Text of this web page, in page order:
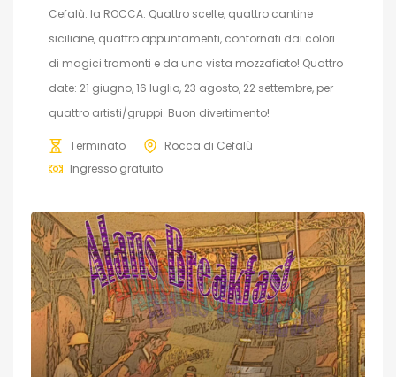
Cefalù: la ROCCA. Quattro scelte, quattro cantine
siciliane, quattro appuntamenti, contornati dai colori
di magici tramonti e da una vista mozzafiato! Quattro
date: 21 giugno, 16 luglio, 23 agosto, 22 settembre, per
quattro artisti/gruppi. Buon divertimento!
Terminato
Rocca di Cefalù
Ingresso gratuito